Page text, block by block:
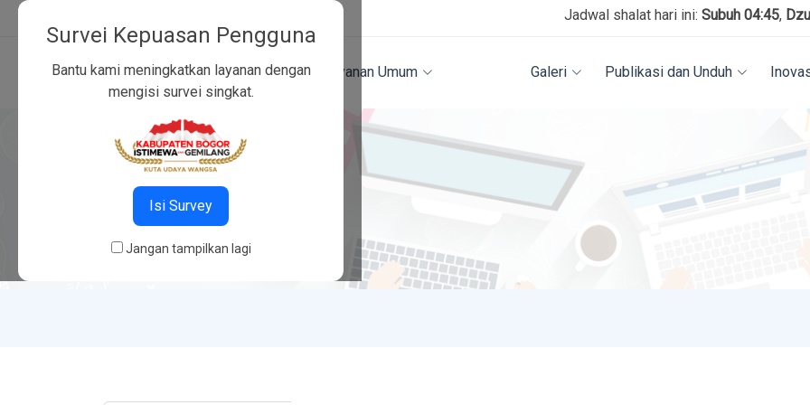
Jadwal shalat hari ini:Subuh 04:45,Dzuhur
Beranda Tentang Kami Layanan Umum Galeri Publikasi dan Unduh
Survei Kepuasan Pengguna
Bantu kami meningkatkan layanan dengan
mengisi survei singkat.
Isi Survey
Jangan tampilkan lagi